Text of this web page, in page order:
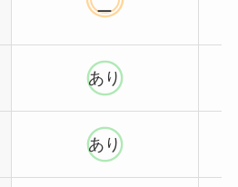
ー
あり
あり